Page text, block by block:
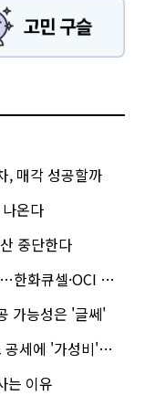
매각 성공할까
온다
중단한다
셀·OCI 영향은?
가능성은 '글쎄'
'가성비'로 맞불
는 이유